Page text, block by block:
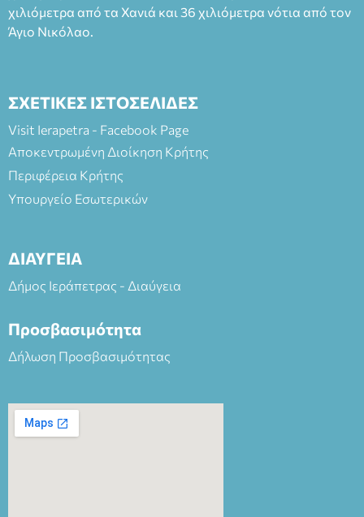
ΘΕΑΤΡΙΚΕΣ ΠΑΡΑΓΩΓΕΣ ΕΕ
χιλιόμετρα από τα Χανιά και 36 χιλιόμετρα νότια από τον
Άγιο Νικόλαο.
ΣΧΕΤΙΚΕΣ ΙΣΤΟΣΕΛΙΔΕΣ
Visit Ierapetra - Facebook Page
Αποκεντρωμένη Διοίκηση Κρήτης
Περιφέρεια Κρήτης
Υπουργείο Εσωτερικών
ΔΙΑΥΓΕΙΑ
Δήμος Ιεράπετρας - Διαύγεια
Προσβασιμότητα
Δήλωση Προσβασιμότητας